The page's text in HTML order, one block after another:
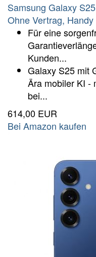
Samsung Galaxy
Ohne Vertrag,
Für eine
Kunden...
Galaxy S25 mit
Ära mobiler KI -
bei...
614,00 EUR
Bei Amazon kaufen